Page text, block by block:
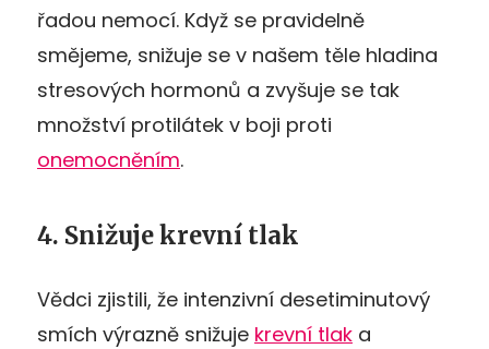
řadou nemocí. Když se pravidelně
smějeme, snižuje se v našem těle hladina
stresových hormonů a zvyšuje se tak
množství protilátek v boji proti
onemocněním.
4. Snižuje krevní tlak
Vědci zjistili, že intenzivní desetiminutový
smích výrazně snižuje krevní tlak a